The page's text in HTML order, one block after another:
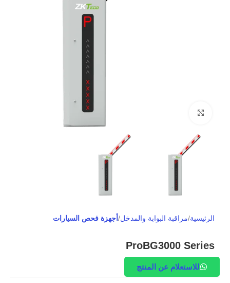
الرئيسية مراقبة البوابة والمدخل أجهزة فحص السيارات
ProBG3000 Series
للاستعلام عن المنتج